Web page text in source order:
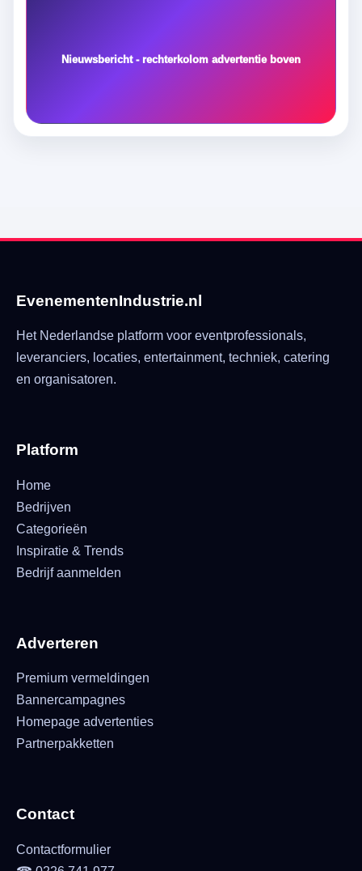
Nieuwsbericht - rechterkolom advertentie boven
EvenementenIndustrie.nl
Het Nederlandse platform voor eventprofessionals,
leveranciers, locaties, entertainment, techniek, catering
en organisatoren.
Platform
Home
Bedrijven
Categorieën
Inspiratie & Trends
Bedrijf aanmelden
Adverteren
Premium vermeldingen
Bannercampagnes
Homepage advertenties
Partnerpakketten
Contact
Contactformulier